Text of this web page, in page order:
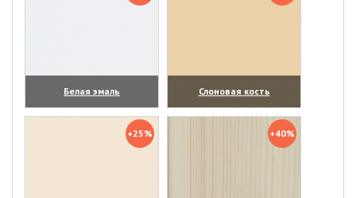
Белая эмаль
(увеличить)
Слоновая кость
(увеличить)
+25%
+40%